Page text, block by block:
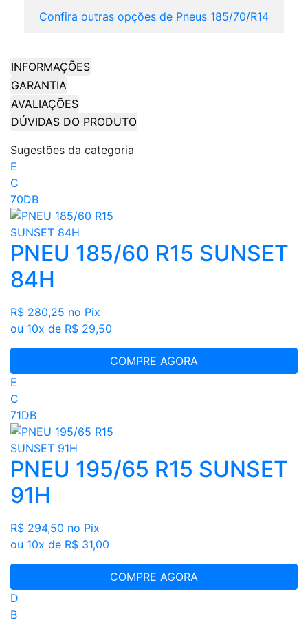
Confira outras opções de Pneus 185/70/R14
INFORMAÇÕES
GARANTIA
AVALIAÇÕES
DÚVIDAS DO PRODUTO
Sugestões da categoria
E
C
70DB
PNEU 185/60 R15 SUNSET
84H
R$ 280,25 no Pix
ou 10x de R$ 29,50
COMPRE AGORA
E
C
71DB
PNEU 195/65 R15 SUNSET
91H
R$ 294,50 no Pix
ou 10x de R$ 31,00
COMPRE AGORA
D
B